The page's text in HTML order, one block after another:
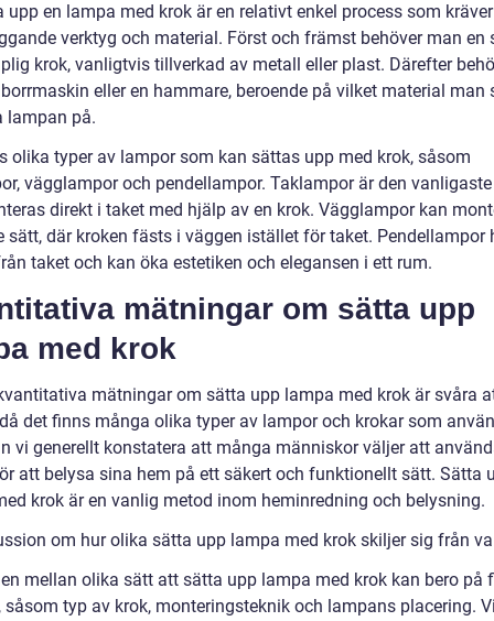
upp en lampa med krok är en relativt enkel process som
verktyg och material. Först och främst behöver man en
krok, vanligtvis tillverkad av metall eller plast. Därefter
eller en hammare, beroende på vilket material man
lampan på.
olika typer av lampor som kan sättas upp med krok, såsom
vägglampor och pendellampor. Taklampor är den
direkt i taket med hjälp av en krok. Vägglampor kan
sätt, där kroken fästs i väggen istället för taket. Pendellampor
taket och kan öka estetiken och elegansen i ett rum.
mätningar om sätta upp
med krok
mätningar om sätta upp lampa med krok är svåra
det finns många olika typer av lampor och krokar som
vi generellt konstatera att många människor väljer att
att belysa sina hem på ett säkert och funktionellt sätt. Sätta
krok är en vanlig metod inom heminredning och belysning.
om hur olika sätta upp lampa med krok skiljer sig från
mellan olika sätt att sätta upp lampa med krok kan bero på
såsom typ av krok, monteringsteknik och lampans placering.